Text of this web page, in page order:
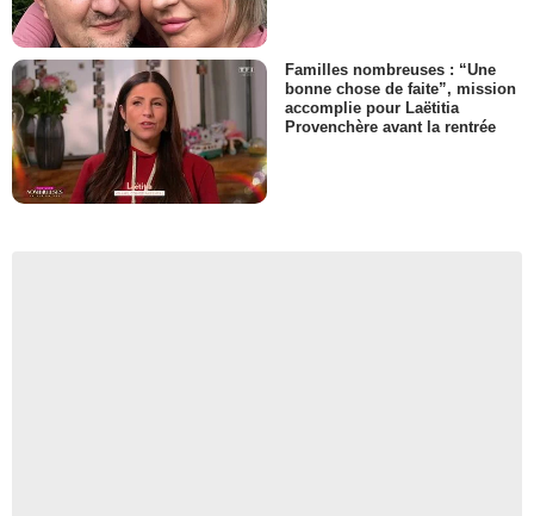
Familles nombreuses : “Une
bonne chose de faite”, mission
accomplie pour Laëtitia
Provenchère avant la rentrée